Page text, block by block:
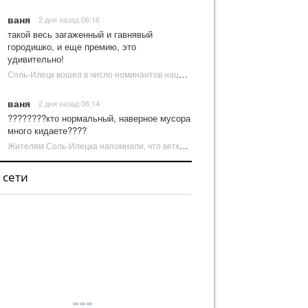
ваня 2 дня назад 06:16
такой весь загаженный и гавнявый
городишко, и еще премию, это
удивительно!
Соль-Илецк вошел в число номинантов национальной туристической премии Russian Traveler Awards | Новости Соль-Илецка
ваня 2 дня назад 06:14
????????кто нормальный, наверное мусора
много кидаете????
Жителям Соль-Илецка напомнили, что ветки от деревьев нельзя оставлять на площадках ТКО | Новости Соль-Илецка